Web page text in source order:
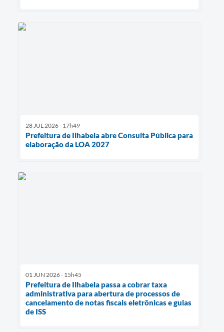
28 JUL 2026 - 17h49
Prefeitura de Ilhabela abre Consulta Pública para
elaboração da LOA 2027
01 JUN 2026 - 15h45
Prefeitura de Ilhabela passa a cobrar taxa
administrativa para abertura de processos de
cancelamento de notas fiscais eletrônicas e guias
de ISS